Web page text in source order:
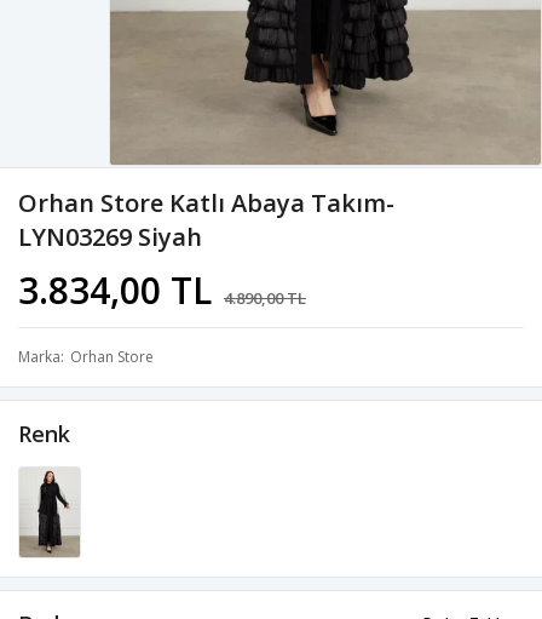
Orhan Store Katlı Abaya Takım-
LYN03269 Siyah
3.834,00 TL 4.890,00 TL
Marka Orhan Store
Renk